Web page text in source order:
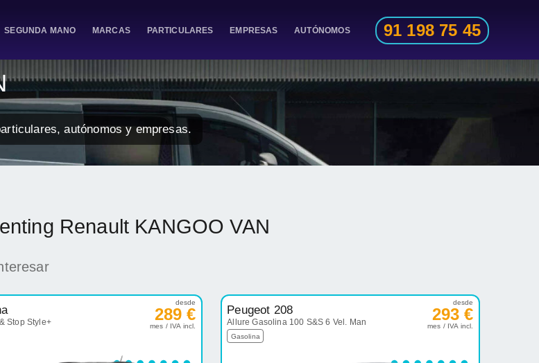
SEGUNDA MANO MARCAS PARTICULARES EMPRESAS AUTÓNOMOS 91 198 75 45
autónomos y empresas.
Renault KANGOO VAN
Stop Style+
desde
289 €
mes / IVA incl.
Peugeot 208
Allure Gasolina 100 S&S 6 Vel. Man
Gasolina
desde
293 €
mes / IVA incl.